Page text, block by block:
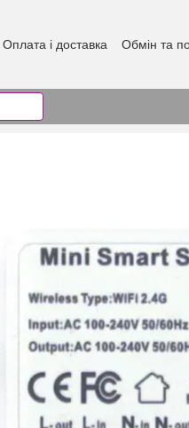
Оплата і доставка Обмін та